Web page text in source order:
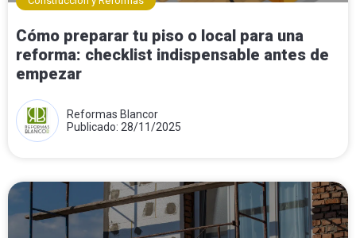
Cómo preparar tu piso o local para una
reforma: checklist indispensable antes de
empezar
Reformas Blancor
Publicado: 28/11/2025